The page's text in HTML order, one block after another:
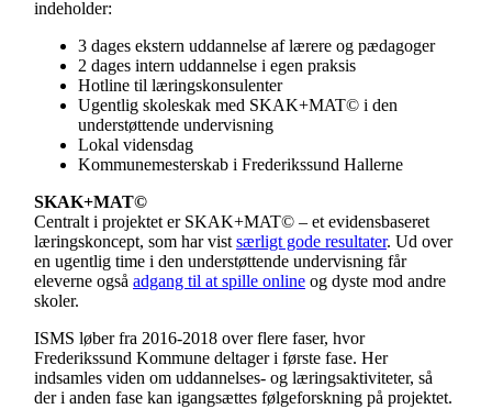
indeholder:
3 dages ekstern uddannelse af lærere og pædagoger
2 dages intern uddannelse i egen praksis
Hotline til læringskonsulenter
Ugentlig skoleskak med SKAK+MAT© i den
understøttende undervisning
Lokal vidensdag
Kommunemesterskab i Frederikssund Hallerne
SKAK+MAT©
Centralt i projektet er SKAK+MAT© – et evidensbaseret
læringskoncept, som har vist særligt gode resultater. Ud over
en ugentlig time i den understøttende undervisning får
eleverne også adgang til at spille online og dyste mod andre
skoler.
ISMS løber fra 2016-2018 over flere faser, hvor
Frederikssund Kommune deltager i første fase. Her
indsamles viden om uddannelses- og læringsaktiviteter, så
der i anden fase kan igangsættes følgeforskning på projektet.